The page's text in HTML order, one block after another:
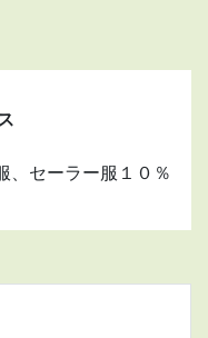
、セーラー服１０％